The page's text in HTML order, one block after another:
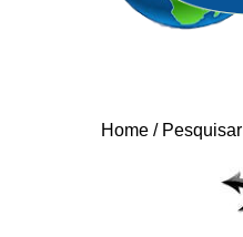
Home / Pesquisar